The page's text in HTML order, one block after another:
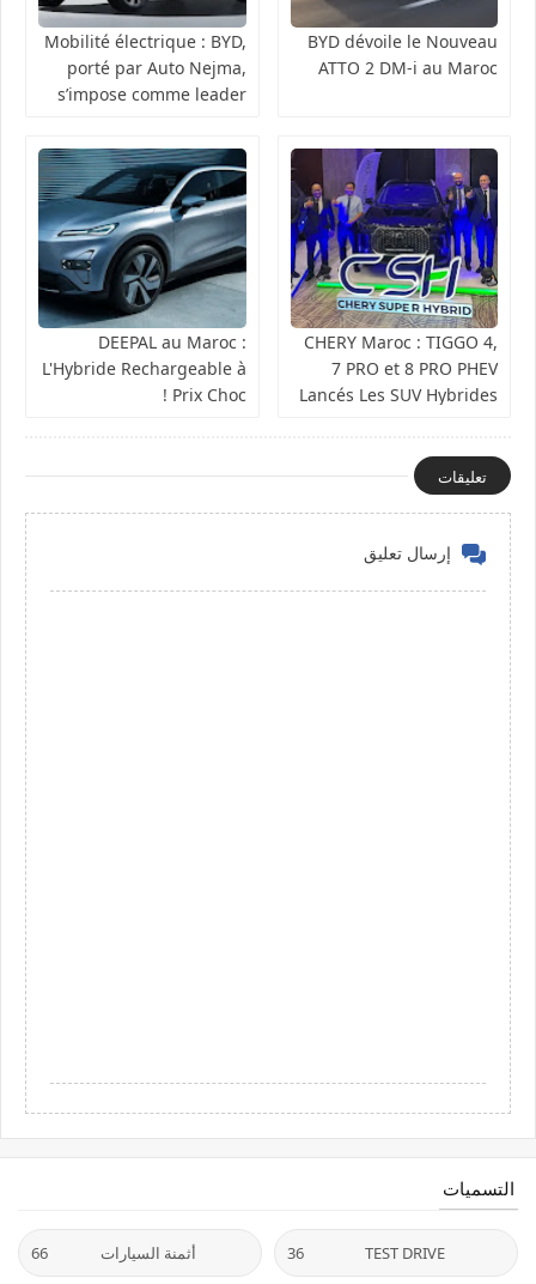
BYD dévoile le Nouveau
ATTO 2 DM-i au Maroc
Mobilité électrique : BYD,
porté par Auto Nejma,
s’impose comme leader
CHERY Maroc : TIGGO 4,
7 PRO et 8 PRO PHEV
Lancés Les SUV Hybrides
DEEPAL au Maroc :
L'Hybride Rechargeable à
Prix Choc !
تعليقات
إرسال تعليق
التسميات
TEST DRIVE
36 أثمنة السيارات 66